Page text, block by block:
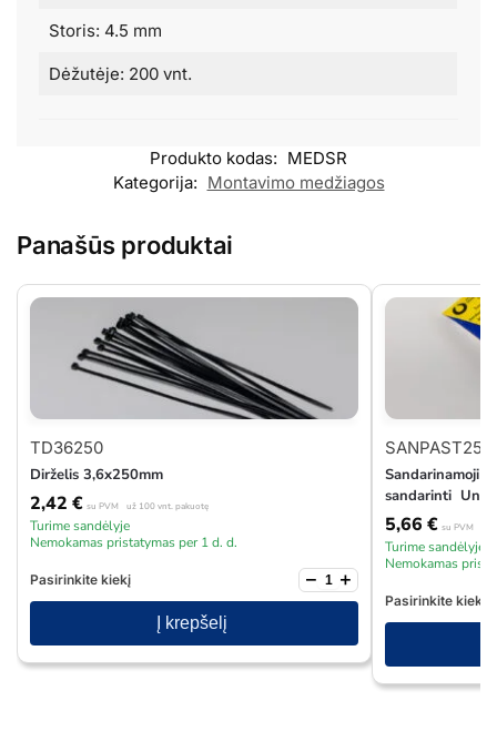
Storis: 4.5 mm
Dėžutėje: 200 vnt.
Produkto kodas: MEDSR
Kategorija: Montavimo medžiagos
Panašūs produktai
TD36250
Dirželis 3,6x250mm
2,42 € su PVM už 100 vnt. pakuotę
Turime sandėlyje
Nemokamas pristatymas per 1 d. d.
Pasirinkite kiekį − +
Į krepšelį
SANPAST250
Sandarinamoji
sandarinti
5,66 € su PVM
Turime sandėlyje
Nemokamas
Pasirinkite kiekį